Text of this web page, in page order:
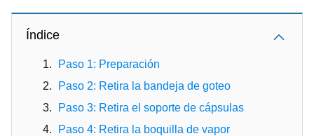
Índice
Paso 1: Preparación
Paso 2: Retira la bandeja de goteo
Paso 3: Retira el soporte de cápsulas
Paso 4: Retira la boquilla de vapor